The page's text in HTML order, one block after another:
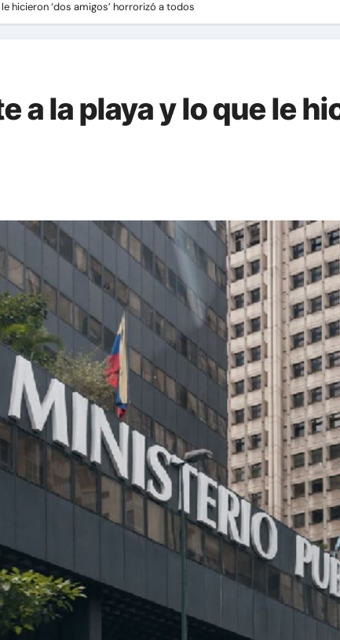
hicieron ‘dos amigos’ horrorizó a todos
a la playa y lo que le